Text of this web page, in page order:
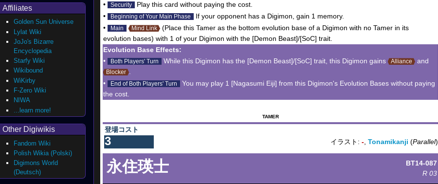
•
Security
Play this card without paying the cost.
•
Beginning of Your Main Phase
If your opponent has a Digimon, gain 1 memory.
•
Main Mind Link (Place this Tamer as the bottom evolution base of a Digimon with no Tamer in its
evolution bases) with 1 of your Digimon with the [Demon Beast]/[SoC] trait.
Evolution Base Effects:
•
Both Players' Turn While this Digimon has the [Demon Beast]/[SoC] trait, this Digimon gains Alliance and
Blocker .
•
End of Both Players' Turn
You may play 1 [Nagasumi Eiji] from this Digimon's Evolution Bases without paying
the cost.
TAMER
登場コスト
3 イラスト: -, Tonamikanji (Parallel)
永住瑛士
BT14-087
R 03
Affiliates
Golden Sun Universe
Lylat Wiki
JoJo's Bizarre
Encyclopedia
Starfy Wiki
Wikibound
WiKirby
F-Zero Wiki
NIWA
...learn more!
Other Digiwikis
Fandom Wiki
Polish Wikia (Polski)
Digimons World
(Deutsch)